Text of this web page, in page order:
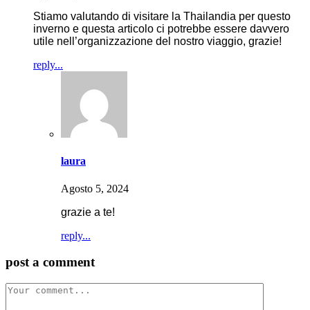
Stiamo valutando di visitare la Thailandia per questo
inverno e questa articolo ci potrebbe essere davvero
utile nell’organizzazione del nostro viaggio, grazie!
reply...
laura
Agosto 5, 2024
grazie a te!
reply...
post a comment